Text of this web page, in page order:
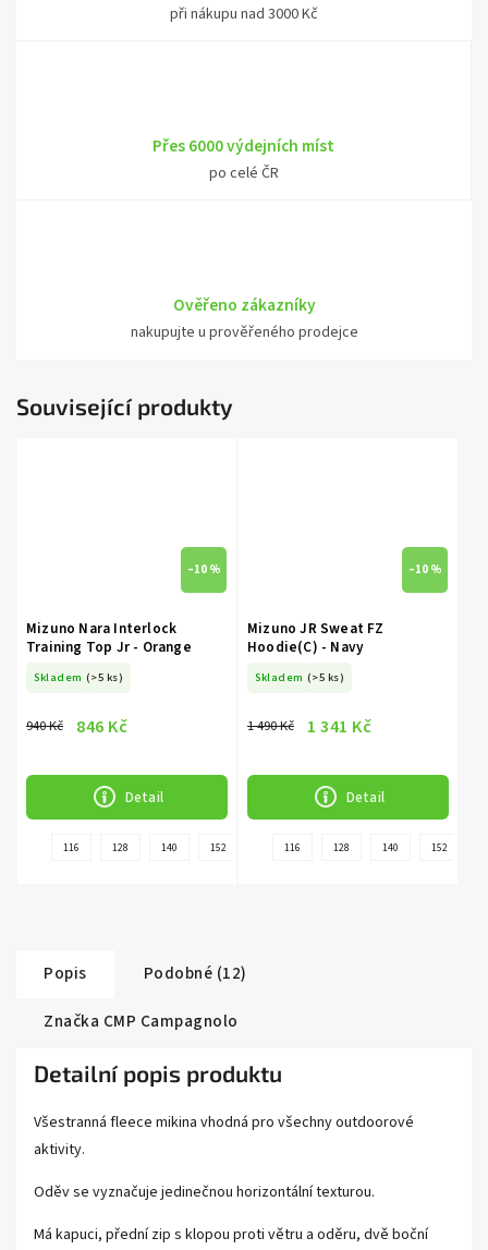
při nákupu nad 3000 Kč
Přes 6000 výdejních míst
po celé ČR
Ověřeno zákazníky
nakupujte u prověřeného prodejce
Související produkty
–10 %
Mizuno Nara Interlock
Training Top Jr - Orange
Skladem (>5 ks)
940 Kč 846 Kč
Detail
116 128 140 152
další
–10 %
Mizuno JR Sweat FZ
Hoodie(C) - Navy
Skladem (>5 ks)
1 490 Kč 1 341 Kč
Detail
116 128 140 152
Popis
Podobné (12)
Značka CMP Campagnolo
Detailní popis produktu
Všestranná fleece mikina vhodná pro všechny outdoorové
aktivity.
Oděv se vyznačuje jedinečnou horizontální texturou.
Má kapuci, přední zip s klopou proti větru a oděru, dvě boční